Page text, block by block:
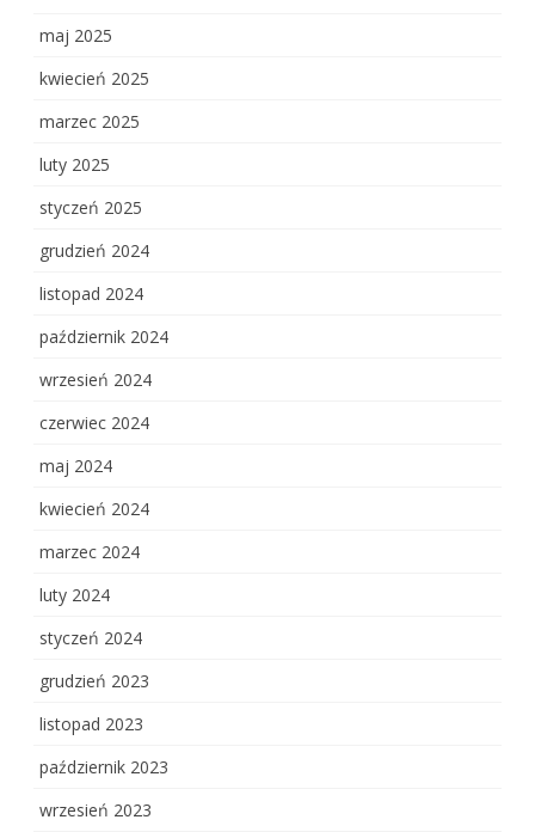
maj 2025
kwiecień 2025
marzec 2025
luty 2025
styczeń 2025
grudzień 2024
listopad 2024
październik 2024
wrzesień 2024
czerwiec 2024
maj 2024
kwiecień 2024
marzec 2024
luty 2024
styczeń 2024
grudzień 2023
listopad 2023
październik 2023
wrzesień 2023